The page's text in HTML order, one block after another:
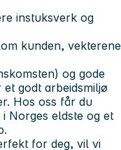
instuksverk og
kunden, vekterene
og gode
godt arbeidsmiljø
Hos oss får du
Norges eldste og et
for deg, vil vi